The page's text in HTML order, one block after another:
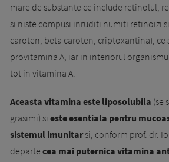
mare de sub­s­tante ce include retinolul,
si niste compusi inruditi numiti retinoizi
caroten, beta caroten, criptoxantina), ce
provitamina A, iar in interiorul
tot in vitamina A.
Aceasta vitamina este liposolubila (se
grasimi) si este esentiala pentru
sistemul imunitarsi, conform prof. dr.
departe cea mai puternica vitamina